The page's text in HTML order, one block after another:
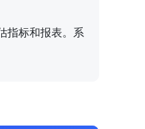
指标和报表。系